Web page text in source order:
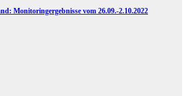
Monitoringergebnisse vom 26.09.-2.10.2022